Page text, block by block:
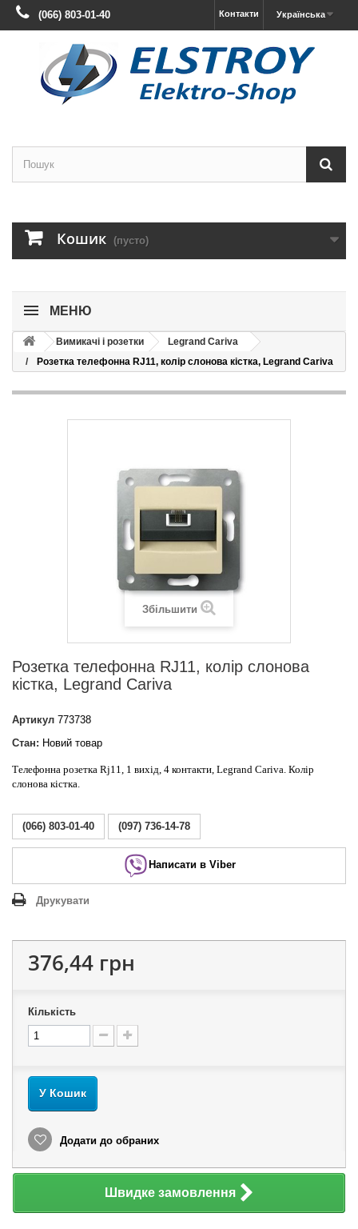
Українська
Контакти
(066) 803-01-40
Кошик (пусто)
МЕНЮ
Вимикачі і розетки
Legrand Cariva
Розетка телефонна RJ11, колір слонова кістка, Legrand Cariva
Збільшити
Розетка телефонна RJ11, колір слонова
кістка, Legrand Cariva
Артикул 773738
Стан: Новий товар
Телефонна розетка Rj11, 1 вихід, 4 контакти, Legrand Cariva. Колір
слонова кістка.
(066) 803-01-40 (097) 736-14-78
Написати в Viber
Друкувати
376,44 грн
Кількість
У Кошик
Додати до обраних
Швидке замовлення